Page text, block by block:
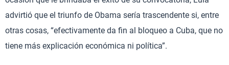
advirtió que el triunfo de Obama sería trascendente si, entre
otras cosas, “efectivamente da fin al bloqueo a Cuba, que no
tiene más explicación económica ni política”.